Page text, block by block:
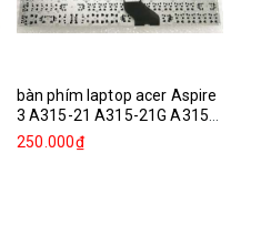
bàn phím laptop acer Aspire
3 A315-21 A315-21G A315-
31...
250.000₫